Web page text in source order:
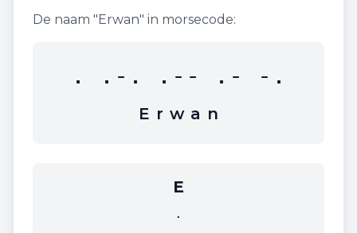
De naam "Erwan" in morsecode:
. .-. .-- .- -.
E r w a n
E
.